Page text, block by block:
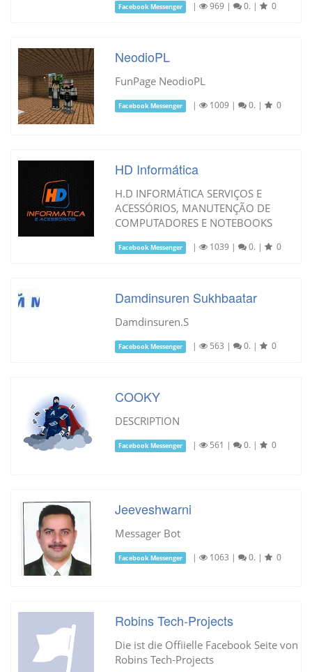
Facebook Messenger | 969 | 0. | 0
NeodioPL
FunPage NeodioPL
Facebook Messenger | 1009 | 0. | 0
HD Informática
H.D INFORMÁTICA SERVIÇOS E
ACESSÓRIOS, MANUTENÇÃO DE
COMPUTADORES E NOTEBOOKS
Facebook Messenger | 1039 | 0. | 0
Damdinsuren Sukhbaatar
Damdinsuren.S
Facebook Messenger | 563 | 0. | 0
COOKY
DESCRIPTION
Facebook Messenger | 561 | 0. | 0
Jeeveshwarni
Messager Bot
Facebook Messenger | 1063 | 0. | 0
Robins Tech-Projects
Die ist die Offiielle Facebook Seite von
Robins Tech-Projects